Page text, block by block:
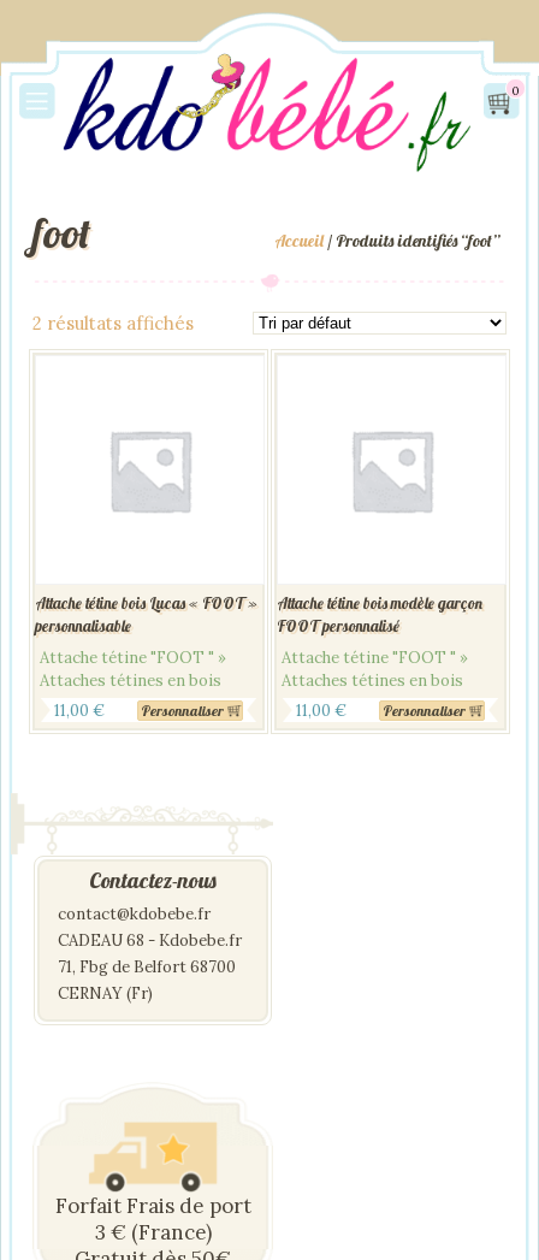
0
Accueil/ Produits identifiés “foot”
foot
2 résultats affichés
Attache tétine bois Lucas « FOOT »
personnalisable
Attache tétine "FOOT " »
Attaches tétines en bois
11,00 € Personnaliser
Attache tétine bois modèle garçon
FOOT personnalisé
Attache tétine "FOOT " »
Attaches tétines en bois
11,00 € Personnaliser
Contactez-nous
contact@kdobebe.fr
CADEAU 68 - Kdobebe.fr
71, Fbg de Belfort 68700
CERNAY (Fr)
Forfait Frais de port
3 € (France)